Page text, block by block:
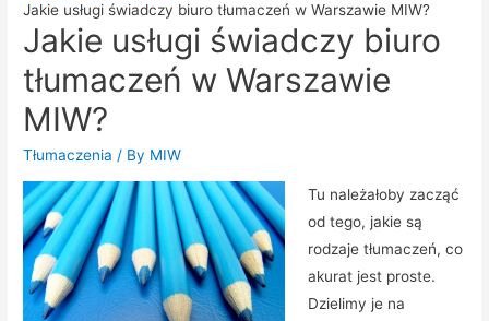
Jakie usługi świadczy biuro tłumaczeń w Warszawie MIW?
Jakie usługi świadczy biuro
tłumaczeń w Warszawie
MIW?
Tłumaczenia / By MIW
Tu należałoby zacząć
od tego, jakie są
rodzaje tłumaczeń, co
akurat jest proste.
Dzielimy je na